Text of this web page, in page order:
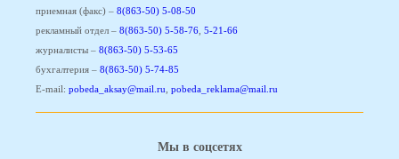
приемная (факс) – 8(863-50) 5-08-50
рекламный отдел – 8(863-50) 5-58-76 5-21-66
журналисты – 8(863-50) 5-53-65
бухгалтерия – 8(863-50) 5-74-85
E-mail: pobeda_aksay@mail.ru pobeda_reklama@mail.ru
Мы в соцсетях